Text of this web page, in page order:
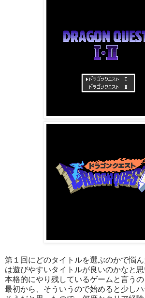
第１回にどのタイトルを選ぶのかで悩
は遊びやすいタイトルが良いのかなと
本格的にやり残しているゲームと言うの
最初から、そういうので始めると少し